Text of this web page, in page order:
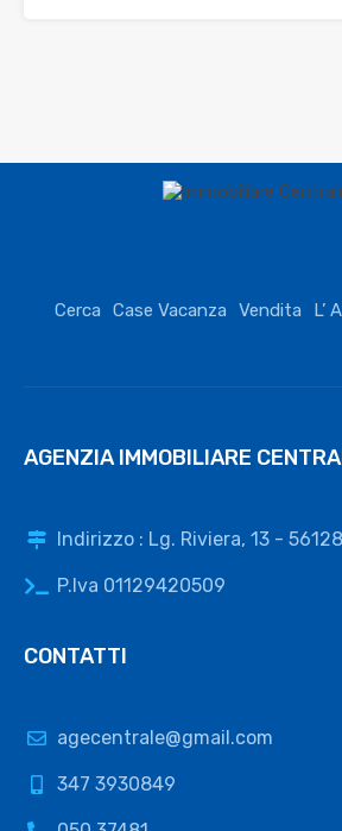
Cerca Case Vacanza Vendita L’
AGENZIA IMMOBILIARE
Indirizzo : Lg. Riviera, 13 -
P.Iva 01129420509
CONTATTI
agecentrale@gmail.com
347 3930849